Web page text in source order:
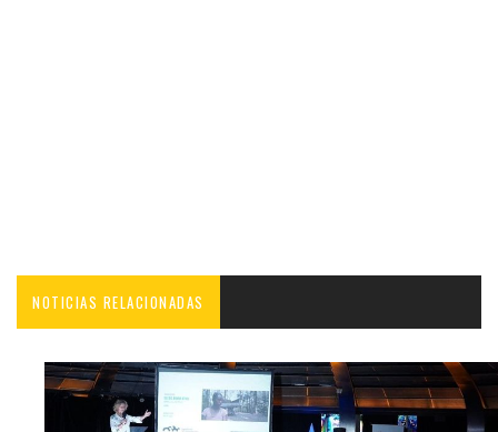
NOTICIAS RELACIONADAS